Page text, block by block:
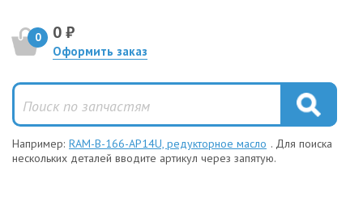
0 0 ₽
Оформить заказ
Например: RAM-B-166-AP14U, редукторное масло . Для поиска
нескольких деталей вводите артикул через запятую.